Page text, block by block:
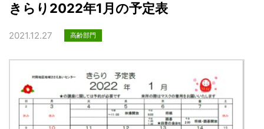
きらり2022年1月の予定表
2021.12.27 高齢部門